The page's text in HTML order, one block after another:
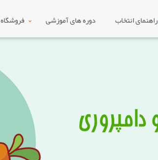
راهنمای انتخاب دوره های آموزشی فروشگاه